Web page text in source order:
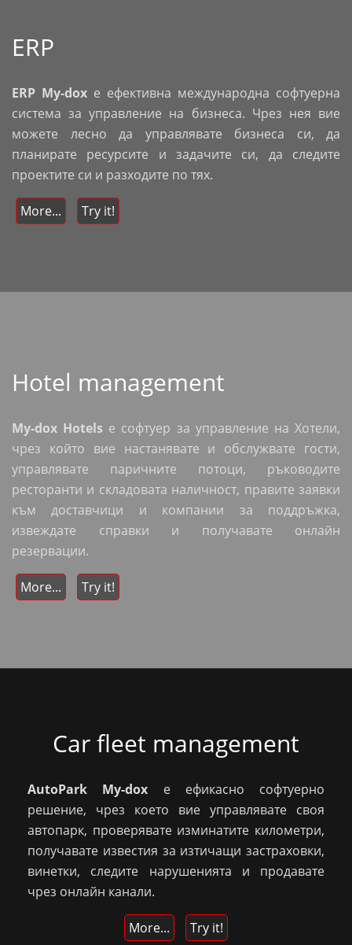
ERP
ERP My-dox e ефективна международна софтуерна
система за управление на бизнеса. Чрез нея вие
можете лесно да управлявате бизнеса си, да
планирате ресурсите и задачите си, да следите
проектите си и разходите по тях.
More... Try it!
Hotel management
My-dox Hotels е софтуер за управление на Хотели,
чрез който вие настанявате и обслужвате гости,
управлявате паричните потоци, ръководите
ресторанти и складовата наличност, правите заявки
към доставчици и компании за поддръжка,
извеждате справки и получавате онлайн
резервации.
More... Try it!
Car fleet management
AutoPark My-dox е ефикасно софтуерно
решение, чрез което вие управлявате своя
автопарк, проверявате изминатите километри,
получавате известия за изтичащи застраховки,
винетки, следите нарушенията и продавате
чрез онлайн канали.
More... Try it!